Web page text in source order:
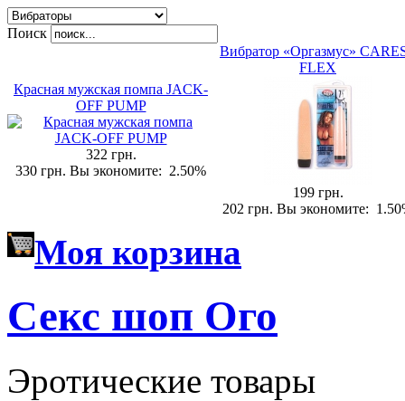
Поиск
Красная мужская помпа JACK-
OFF PUMP
322 грн.
330 грн. Вы экономите: 2.50%
Вибратор «Оргазмус»
FLEX
199 грн.
202 грн. Вы экономите:
Моя корзина
Секс шоп Ого
Эротические товары